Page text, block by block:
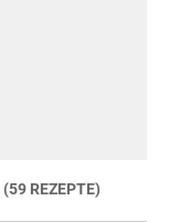
(59 REZEPTE)